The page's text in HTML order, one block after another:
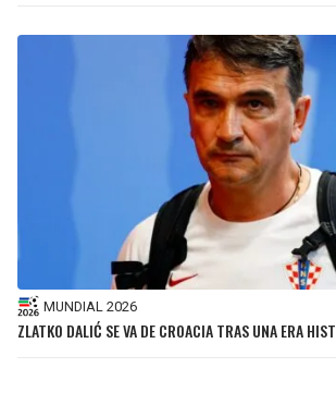
MUNDIAL 2026
ZLATKO DALIĆ SE VA DE CROACIA TRAS UNA ERA